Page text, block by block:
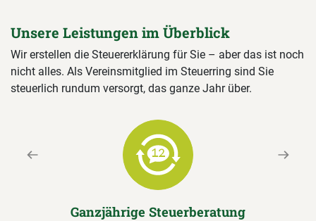
Unsere Leistungen im Überblick
Wir erstellen die Steuererklärung für Sie – aber das ist noch
nicht alles. Als Vereinsmitglied im Steuerring sind Sie
steuerlich rundum versorgt, das ganze Jahr über.
Ganzjährige Steuerberatung
Previous Next